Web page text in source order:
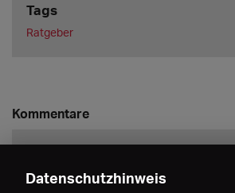
Tags
Ratgeber
Kommentare
Datenschutzhinweis